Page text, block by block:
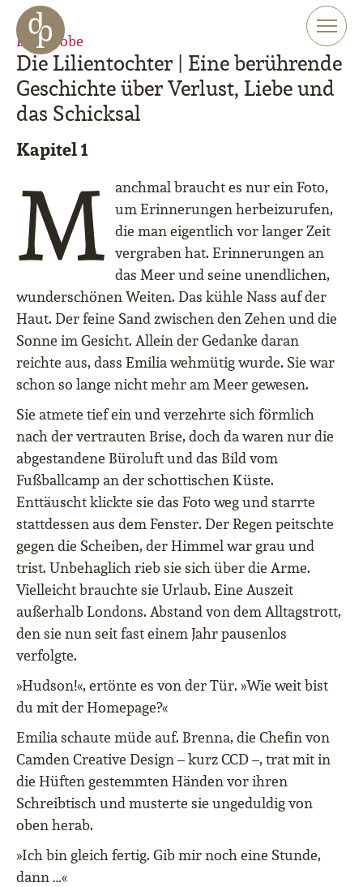
Zum Haupt-Inhalt springen
Zur Navigation springen
Zur Website-Suche springen
Leseprobe
Die Lilientochter | Eine berührende
Geschichte über Verlust, Liebe und
das Schicksal
Kapitel 1
M anchmal braucht es nur ein Foto,
um Erinnerungen herbeizurufen,
die man eigentlich vor langer Zeit
vergraben hat. Erinnerungen an
das Meer und seine unendlichen,
wunderschönen Weiten. Das kühle Nass auf der
Haut. Der feine Sand zwischen den Zehen und die
Sonne im Gesicht. Allein der Gedanke daran
reichte aus, dass Emilia wehmütig wurde. Sie war
schon so lange nicht mehr am Meer gewesen.
Sie atmete tief ein und verzehrte sich förmlich
nach der vertrauten Brise, doch da waren nur die
abgestandene Büroluft und das Bild vom
Fußballcamp an der schottischen Küste.
Enttäuscht klickte sie das Foto weg und starrte
stattdessen aus dem Fenster. Der Regen peitschte
gegen die Scheiben, der Himmel war grau und
trist. Unbehaglich rieb sie sich über die Arme.
Vielleicht brauchte sie Urlaub. Eine Auszeit
außerhalb Londons. Abstand von dem Alltagstrott,
den sie nun seit fast einem Jahr pausenlos
verfolgte.
»Hudson!«, ertönte es von der Tür. »Wie weit bist
du mit der Homepage?«
Emilia schaute müde auf. Brenna, die Chefin von
Camden Creative Design – kurz CCD –, trat mit in
die Hüften gestemmten Händen vor ihren
Schreibtisch und musterte sie ungeduldig von
oben herab.
»Ich bin gleich fertig. Gib mir noch eine Stunde,
dann …«